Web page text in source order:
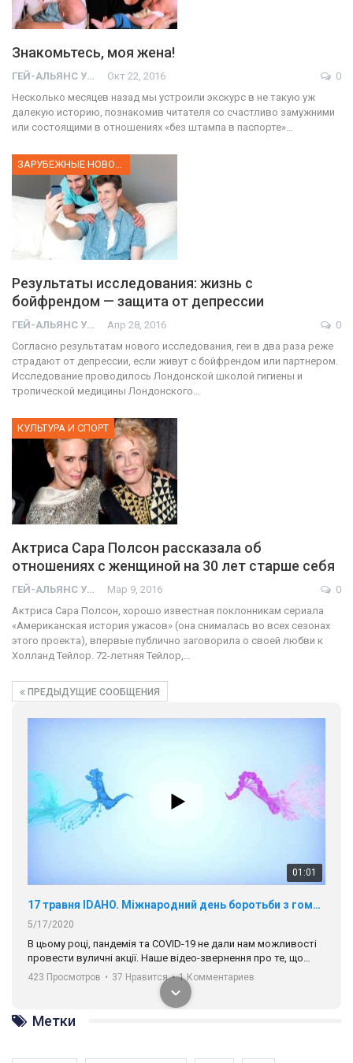
Знакомьтесь, моя жена!
ГЕЙ-АЛЬЯНС УКРАИНА Окт 22, 2016
0
Несколько месяцев назад мы устроили экскурс в не такую уж
далекую историю, познакомив читателя со счастливо замужними
или состоящими в отношениях «без штампа в паспорте»…
Результаты исследования: жизнь с
бойфрендом — защита от депрессии
ГЕЙ-АЛЬЯНС УКРАИНА Апр 28, 2016
0
Согласно результатам нового исследования, геи в два раза реже
страдают от депрессии, если живут с бойфрендом или партнером.
Исследование проводилось Лондонской школой гигиены и
тропической медицины Лондонского…
КУЛЬТУРА И СПОРТ
Актриса Сара Полсон рассказала об
отношениях с женщиной на 30 лет старше себя
ГЕЙ-АЛЬЯНС УКРАИНА Мар 9, 2016
0
Актриса Сара Полсон, хорошо известная поклонникам сериала
«Американская история ужасов» (она снималась во всех сезонах
этого проекта), впервые публично заговорила о своей любви к
Холланд Тейлор. 72-летняя Тейлор,…
ПРЕДЫДУЩИЕ СООБЩЕНИЯ
01:01
17 травня IDAHO. Міжнародний день боротьби з гомофобією трансфобією і біфобія.
5/17/2020
В цьому році, пандемія та COVІD-19 не дали нам можливості
провести вуличні акції. Наше відео-звернення про те, що
навіть коли ми у різних містах та не можемо зустрінеться, ми
разом. Ми закликаємо всіх хто поділяє цінності рівності та
солідарності, приєднатися до нас. Регіональні підрозділи
ГАУ є в 16 областях України.
Разом наш голос лунає гучніше!
423 Просмотров • 37 Нравится • 1 Комментариев
Метки